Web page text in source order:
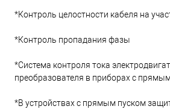
*Контроль целостности кабеля на
*Контроль пропадания фазы
*Система контроля тока
преобразователя в приборах с
*В устройствах с прямым пуском